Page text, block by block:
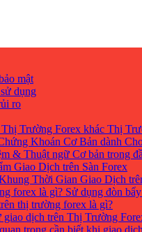
mật
dụng
ro
Trường Forex khác Thị
Khoán Cơ Bản dành
& Thuật ngữ Cơ bản trong
Giao Dịch trên Sàn Forex
Thời Gian Giao Dịch
forex là gì? Sử dụng đòn
thị trường forex là gì?
dịch trên Thị Trường
trọng cần biết khi giao